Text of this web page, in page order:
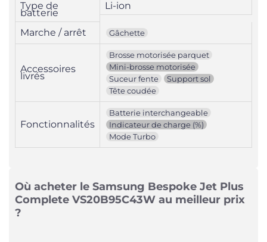
Type de
batterie
Li-ion
Marche / arrêt Gâchette
Accessoires
livrés
Brosse motorisée parquet
Mini-brosse motorisée
Suceur fente
Support sol
Tête coudée
Fonctionnalités
Batterie interchangeable
Indicateur de charge (%)
Mode Turbo
Où acheter le Samsung Bespoke Jet Plus
Complete VS20B95C43W au meilleur prix
?